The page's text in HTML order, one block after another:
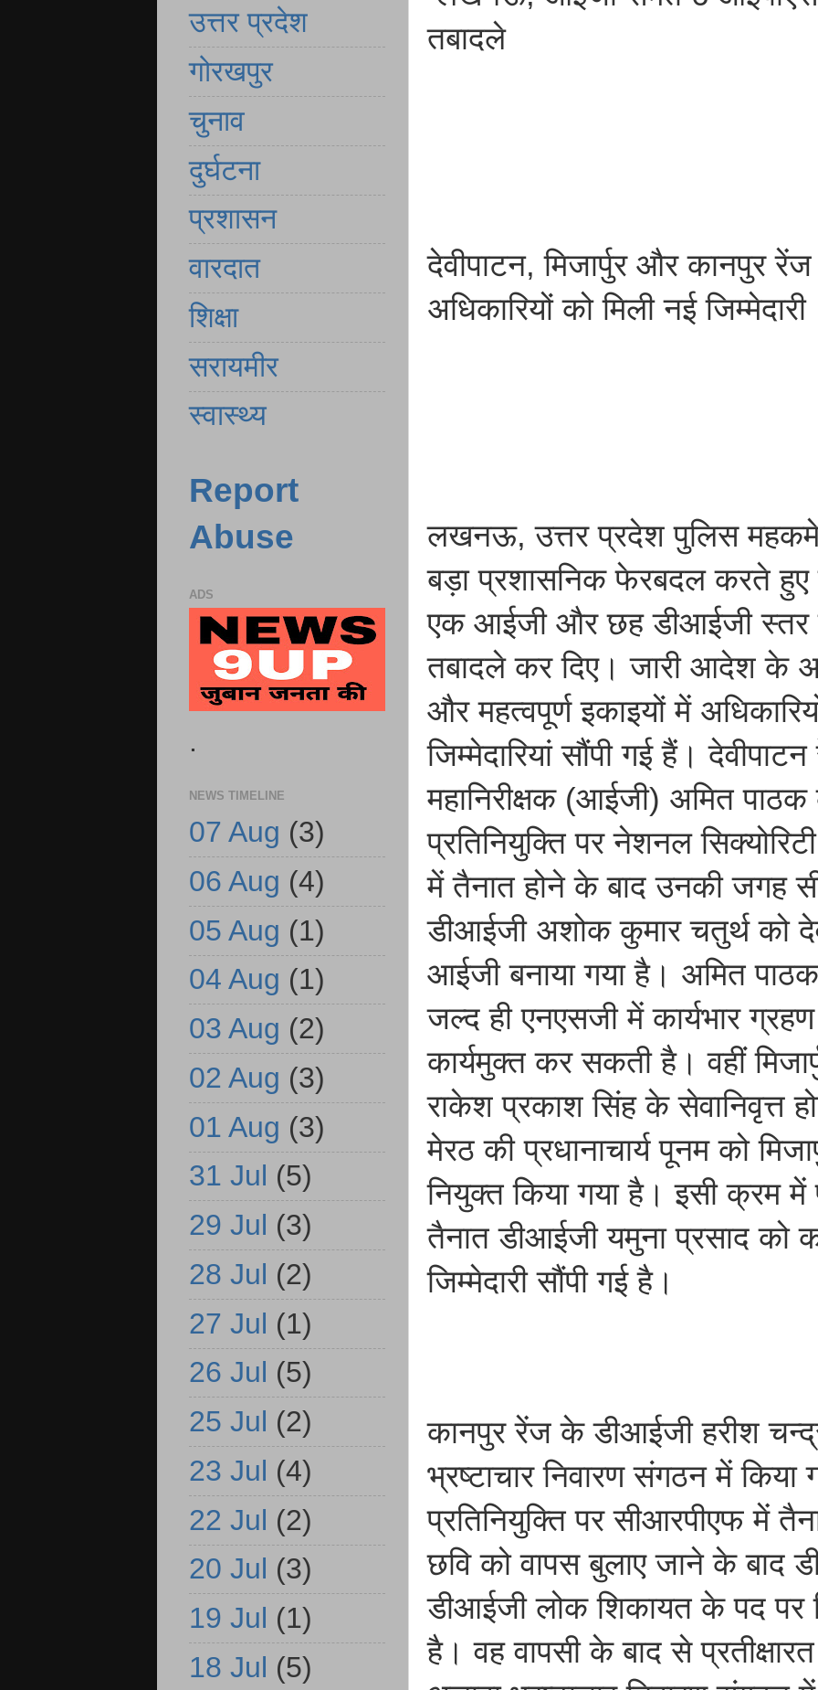
तबादले
देवीपाटन, मिजार्पुर और कानपुर
अधिकारियों को मिली नई जिम्मेदारी
लखनऊ, उत्तर प्रदेश पुलिस
बड़ा प्रशासनिक फेरबदल करते हुए
एक आईजी और छह डीआईजी स्तर
तबादले कर दिए। जारी आदेश के
और महत्वपूर्ण इकाइयों में
जिम्मेदारियां सौंपी गई हैं।
महानिरीक्षक (आईजी) अमित
प्रतिनियुक्ति पर नेशनल
में तैनात होने के बाद उनकी जगह
डीआईजी अशोक कुमार चतुर्थ को
आईजी बनाया गया है। अमित
जल्द ही एनएसजी में कार्यभार
कार्यमुक्त कर सकती है। वहीं
राकेश प्रकाश सिंह के सेवानिवृत्त
मेरठ की प्रधानाचार्य पूनम को
नियुक्त किया गया है। इसी क्रम में
तैनात डीआईजी यमुना प्रसाद को
जिम्मेदारी सौंपी गई है।
कानपुर रेंज के डीआईजी हरीश
भ्रष्टाचार निवारण संगठन में किया
प्रतिनियुक्ति पर सीआरपीएफ में
छवि को वापस बुलाए जाने के बाद
डीआईजी लोक शिकायत के पद पर
है। वह वापसी के बाद से
उत्तर प्रदेश
गोरखपुर
चुनाव
दुर्घटना
प्रशासन
वारदात
शिक्षा
सरायमीर
स्वास्थ्य
Report
Abuse
ADS
.
NEWS TIMELINE
07 Aug (3)
06 Aug (4)
05 Aug (1)
04 Aug (1)
03 Aug (2)
02 Aug (3)
01 Aug (3)
31 Jul (5)
29 Jul (3)
28 Jul (2)
27 Jul (1)
26 Jul (5)
25 Jul (2)
23 Jul (4)
22 Jul (2)
20 Jul (3)
19 Jul (1)
18 Jul (5)